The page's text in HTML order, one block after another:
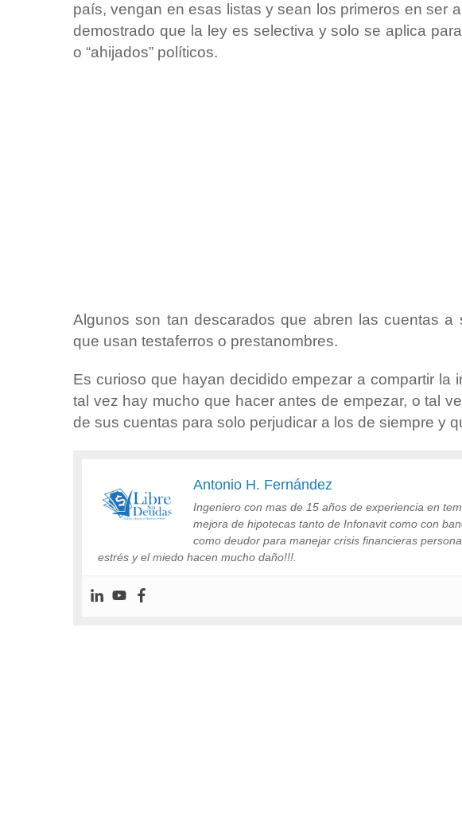
país, vengan en esas listas y sean los primeros en ser
demostrado que la ley es selectiva y solo se aplica
o “ahijados” políticos.
Algunos son tan descarados que abren las cuentas a
que usan testaferros o prestanombres.
Es curioso que hayan decidido empezar a compartir la
tal vez hay mucho que hacer antes de empezar, o tal
de sus cuentas para solo perjudicar a los de siempre y
Antonio H. Fernández
Ingeniero con mas de 15 años de experiencia en
mejora de hipotecas tanto de Infonavit como con
como deudor para manejar crisis financieras
estrés y el miedo hacen mucho daño!!!.